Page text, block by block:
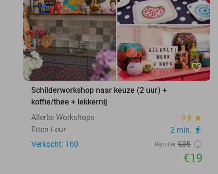
favorite_border
Schilderworkshop naar keuze (2 uur) +
koffie/thee + lekkernij
Allerlei Workshops
9.8 star
Etten-Leur 2 min. directions_walk
Verkocht: 160 Regulier €35
€19